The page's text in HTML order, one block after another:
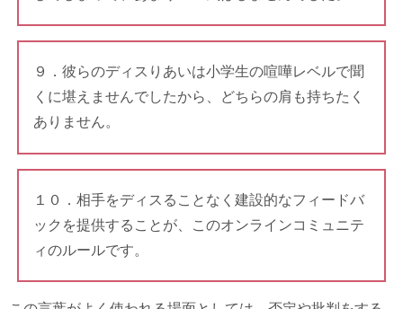
９．彼らのディスりあいは小学生の喧嘩レベルで聞
くに堪えませんでしたから、どちらの肩も持ちたく
ありません。
１０．相手をディスることなく建設的なフィードバ
ックを提供することが、このオンラインコミュニテ
ィのルールです。